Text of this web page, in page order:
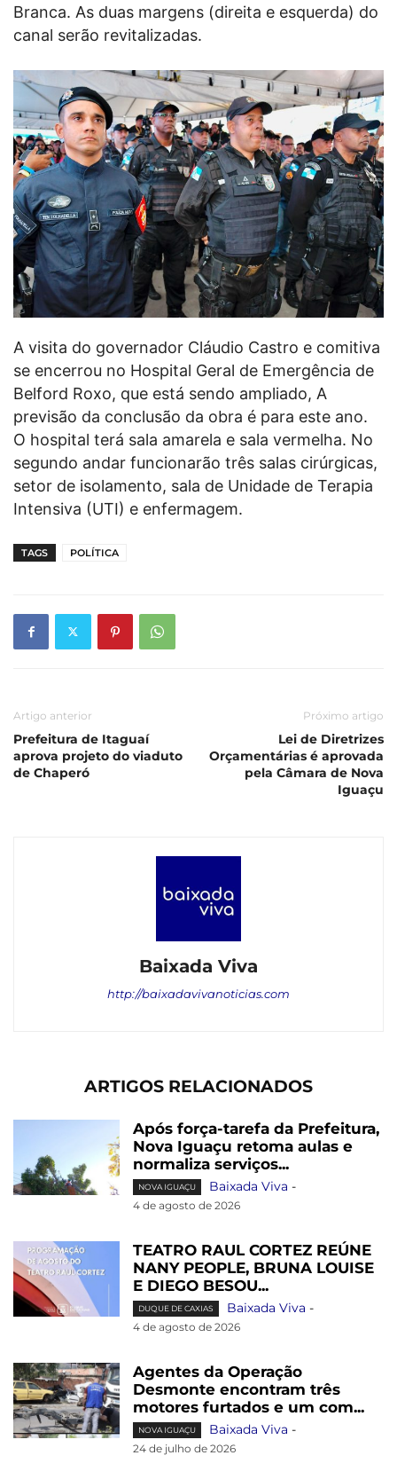
Branca. As duas margens (direita e esquerda) do
canal serão revitalizadas.
A visita do governador Cláudio Castro e comitiva
se encerrou no Hospital Geral de Emergência de
Belford Roxo, que está sendo ampliado, A
previsão da conclusão da obra é para este ano.
O hospital terá sala amarela e sala vermelha. No
segundo andar funcionarão três salas cirúrgicas,
setor de isolamento, sala de Unidade de Terapia
Intensiva (UTI) e enfermagem.
TAGS POLÍTICA
Artigo anterior
Prefeitura de Itaguaí
aprova projeto do viaduto
de Chaperó
Próximo artigo
Lei de Diretrizes
Orçamentárias é aprovada
pela Câmara de Nova
Iguaçu
Baixada Viva
http://baixadavivanoticias.com
ARTIGOS RELACIONADOS
Após força-tarefa da Prefeitura,
Nova Iguaçu retoma aulas e
normaliza serviços...
NOVA IGUAÇU Baixada Viva -
4 de agosto de 2026
TEATRO RAUL CORTEZ REÚNE
NANY PEOPLE, BRUNA LOUISE
E DIEGO BESOU...
DUQUE DE CAXIAS Baixada Viva -
4 de agosto de 2026
Agentes da Operação
Desmonte encontram três
motores furtados e um com...
NOVA IGUAÇU Baixada Viva -
24 de julho de 2026